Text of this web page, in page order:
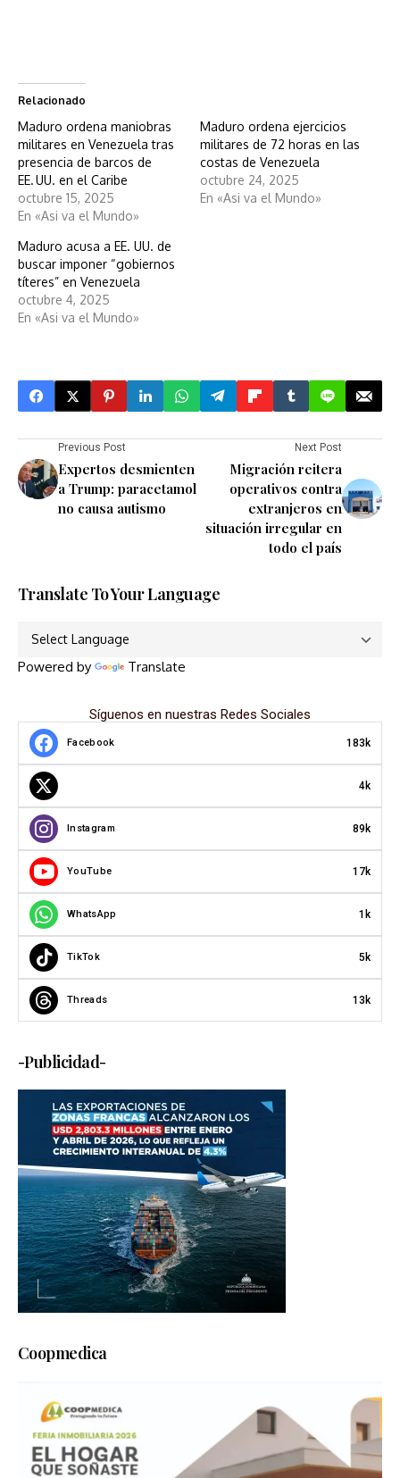
Relacionado
Maduro ordena maniobras
militares en Venezuela tras
presencia de barcos de
EE. UU. en el Caribe
octubre 15, 2025
En «Asi va el Mundo»
Maduro ordena ejercicios
militares de 72 horas en las
costas de Venezuela
octubre 24, 2025
En «Asi va el Mundo»
Maduro acusa a EE. UU. de
buscar imponer “gobiernos
títeres” en Venezuela
octubre 4, 2025
En «Asi va el Mundo»
Previous Post
Expertos desmienten
a Trump: paracetamol
no causa autismo
Next Post
Migración reitera
operativos contra
extranjeros en
situación irregular en
todo el país
Translate To Your Language
Powered by Translate
Síguenos en nuestras Redes Sociales
Facebook 183k
4k
Instagram 89k
YouTube 17k
WhatsApp 1k
TikTok 5k
Threads 13k
-Publicidad-
Coopmedica